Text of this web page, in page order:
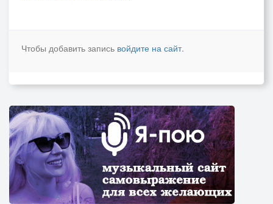
Чтобы добавить запись войдите на сайт.